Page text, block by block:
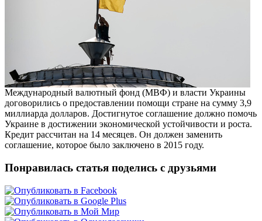
Международный валютный фонд (МВФ) и власти Украины
договорились о предоставлении помощи стране на сумму 3,9
миллиарда долларов. Достигнутое соглашение должно помочь
Украине в достижении экономической устойчивости и роста.
Кредит рассчитан на 14 месяцев. Он должен заменить
соглашение, которое было заключено в 2015 году.
Понравилась статья поделись с друзьями